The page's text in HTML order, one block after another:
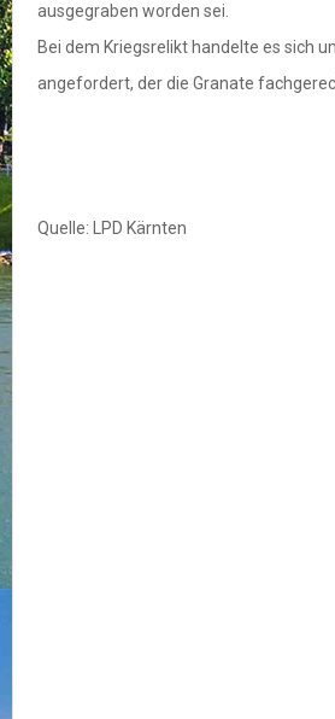
ausgegraben worden sei.
Bei dem Kriegsrelikt handelte es sich
angefordert, der die Granate
Quelle: LPD Kärnten